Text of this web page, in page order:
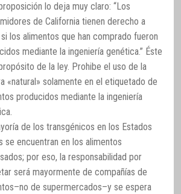
lo deja muy claro: “Los
de California tienen derecho a
los alimentos que han comprado fueron
mediante la ingeniería genética.” Éste
de la ley. Prohibe el uso de la
«natural» solamente en el etiquetado de
producidos mediante la ingeniería
de los transgénicos en los Estados
se encuentran en los alimentos
por eso, la responsabilidad por
será mayormente de compañías de
de supermercados–y se espera